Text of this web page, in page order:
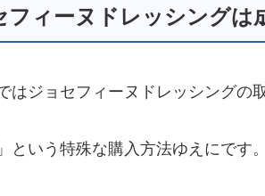
フィーヌドレッシングは
はジョセフィーヌドレッシングの
という特殊な購入方法ゆえにです。